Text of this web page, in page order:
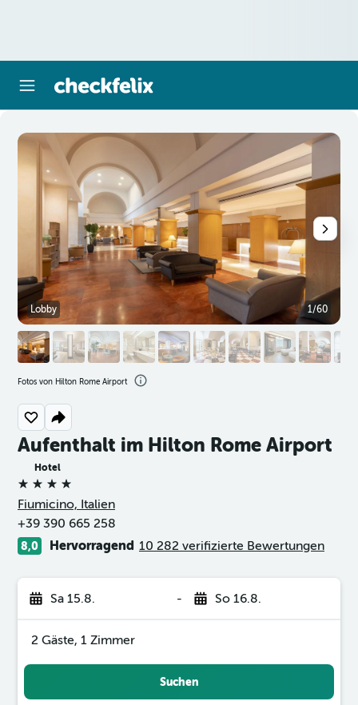
Aufenthalt im Hilton Rome Airport
Hotel
4 Sterne
Fiumicino, Italien
+39 390 665 258
8,0 Hervorragend 10 282 verifizierte Bewertungen
Sa 15.8. - So 16.8.
2 Gäste, 1 Zimmer
Suchen
Lobby 1/60
Fotos von Hilton Rome Airport